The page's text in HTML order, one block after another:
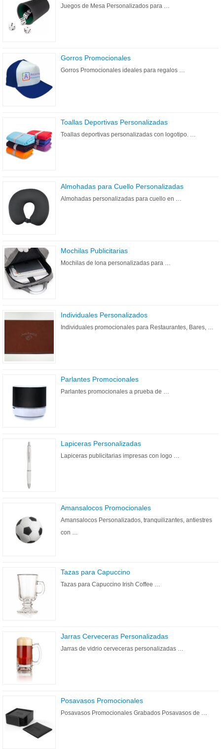
Juegos de Mesa Personalizados para …
Gorros Promocionales
Gorros Promocionales ideales para regalos …
Toallas Deportivas Personalizadas
Toallas deportivas personalizadas con logotipo. …
Almohadas para Cuello Personalizadas
Almohadas personalizadas para cuello en …
Mochilas Publicitarias
Mochilas de lona personalizadas para …
Individuales Personalizados
Individuales promocionales para Restaurantes, Bares, …
Parlantes Promocionales
Parlantes promocionales a prueba de …
Lapiceras Personalizadas
Lapiceras publicitarias impresas con logo …
Amansalocos Promocionales
Amansalocos Personalizados, tranquilizantes, antiestres
con …
Tazas para Capuccino
Tazas para Capuccino Irish Coffee …
Jarras Cerveceras Personalizadas
Jarras de vidrio cerveceras personalizadas …
Posavasos Promocionales
Posavasos Promocionales Grabados Posavasos de …